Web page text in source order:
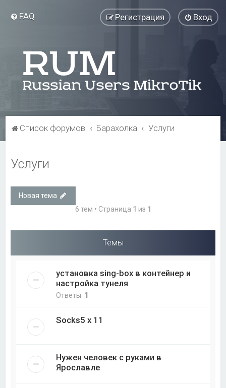
FAQ Вход
Регистрация
Список форумов Барахолка Услуги
Услуги
Новая тема
6 тем • Страница 1 из 1
Темы
установка sing-box в контейнер и
настройка тунеля
Ответы: 1
Socks5 x 11
Нужен человек с руками в
Ярославле